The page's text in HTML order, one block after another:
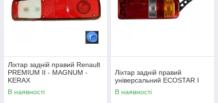
Ліхтар задній правий Renault
PREMIUM II - MAGNUM -
KERAX
В наявності
Ліхтар задній правий
універсальний ECOSTAR I
В наявності